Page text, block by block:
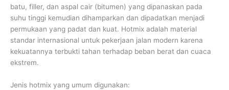
batu, filler, dan aspal cair (bitumen) yang dipanaskan pada
suhu tinggi kemudian dihamparkan dan dipadatkan menjadi
permukaan yang padat dan kuat. Hotmix adalah material
standar internasional untuk pekerjaan jalan modern karena
kekuatannya terbukti tahan terhadap beban berat dan cuaca
ekstrem.
Jenis hotmix yang umum digunakan: